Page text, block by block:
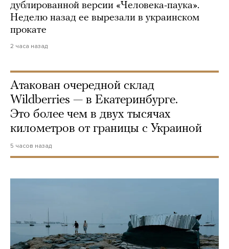
дублированной версии «Человека-паука».
Неделю назад ее вырезали в украинском
прокате
2 часа назад
Атакован очередной склад
Wildberries — в Екатеринбурге.
Это более чем в двух тысячах
километров от границы с Украиной
5 часов назад